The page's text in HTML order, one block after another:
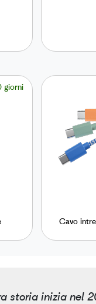
giorni
Cavo
storia inizia nel